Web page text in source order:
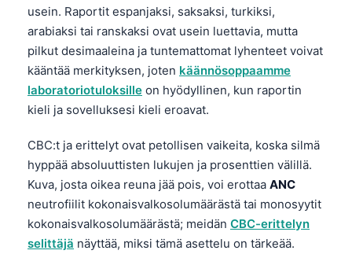
usein. Raportit espanjaksi, saksaksi, turkiksi,
arabiaksi tai ranskaksi ovat usein luettavia, mutta
pilkut desimaaleina ja tuntemattomat lyhenteet voivat
kääntää merkityksen, joten käännösoppaamme
laboratoriotuloksille on hyödyllinen, kun raportin
kieli ja sovelluksesi kieli eroavat.
CBC:t ja erittelyt ovat petollisen vaikeita, koska silmä
hyppää absoluuttisten lukujen ja prosenttien välillä.
Kuva, josta oikea reuna jää pois, voi erottaa ANC
neutrofiilit kokonaisvalkosolumäärästä tai monosyytit
kokonaisvalkosolumäärästä; meidän CBC-erittelyn
selittäjä näyttää, miksi tämä asettelu on tärkeää.
ગુજરાતી
ಕನ್ನಡ
മലയാളം
Bahasa Melayu
Tiếng Việt
Tagalog
ไทย
ဗမာစာ
ភាសាខ្មែរ
Kiswahili